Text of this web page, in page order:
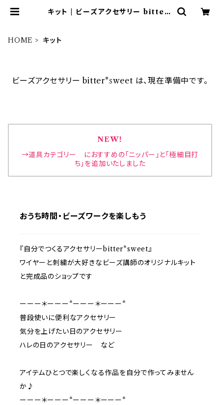
キット | ビーズアクセサリー bitter*
HOME キット
ビーズアクセサリー bitter*sweet は、現在準備中です。
NEW！
→道具カテゴリー におすすめの「ニッパー」と「極細目打
ち」を追加いたしました
おうち時間・ビーズワークを楽しもう
『自分でつくるアクセサリーbitter*sweet』
ワイヤーと刺繍が大好きなビーズ講師のオリジナルキット
と完成品のショップです
ーーー＊ーーー*ーーー＊ーーー*
普段使いに便利なアクセサリー
気分を上げたい日のアクセサリー
ハレの日のアクセサリー など
アイテムひとつで楽しくなる作品を自分で作ってみません
か♪
ーーー＊ーーー*ーーー＊ーーー*